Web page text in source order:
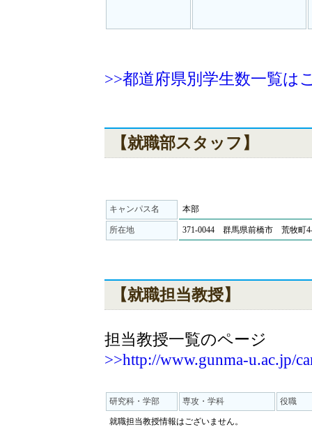
>>都道府県別学生数一覧は
【就職部スタッフ】
キャンパス名 本部
所在地 371-0044 群馬県前橋市 荒牧町
【就職担当教授】
担当教授一覧のページ
>>http://www.gunma-u.ac.jp/
研究科・学部 専攻・学科 役職
就職担当教授情報はございません。